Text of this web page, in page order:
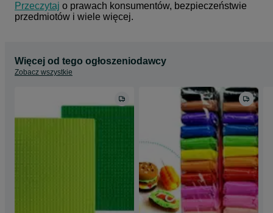
Przeczytaj o prawach konsumentów, bezpieczeństwie
przedmiotów i wiele więcej.
Więcej od tego ogłoszeniodawcy
Zobacz wszystkie